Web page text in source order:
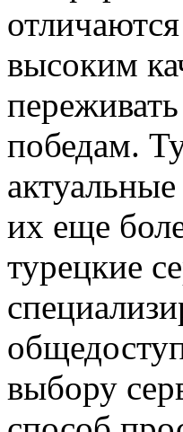
высоким
победам.
их еще
турецкие
выбору